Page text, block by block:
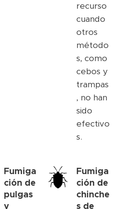
recurso
cuando
otros
método
s, como
cebos y
trampas
, no han
sido
efectivo
s.
Fumiga
ción de
pulgas
y
Fumiga
ción de
chinche
s de